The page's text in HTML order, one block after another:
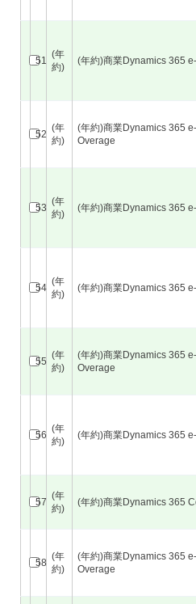
51
(年
約)
(年約)商業Dynamics 365
52
(年
約)
(年約)商業Dynamics 365
Overage
53
(年
約)
(年約)商業Dynamics 365
54
(年
約)
(年約)商業Dynamics 365
55
(年
約)
(年約)商業Dynamics 365
Overage
56
(年
約)
(年約)商業Dynamics 365
57
(年
約)
(年約)商業Dynamics 365
58
(年
約)
(年約)商業Dynamics 365
Overage